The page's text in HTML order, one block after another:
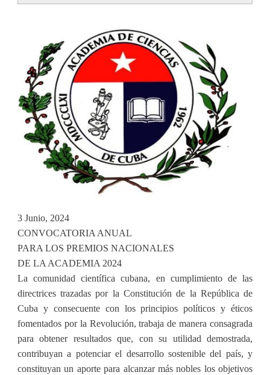
3 Junio, 2024
CONVOCATORIA ANUAL
PARA LOS PREMIOS NACIONALES
DE LA ACADEMIA 2024
La comunidad científica cubana, en cumplimiento de las
directrices trazadas por la Constitución de la República de
Cuba y consecuente con los principios políticos y éticos
fomentados por la Revolución, trabaja de manera consagrada
para obtener resultados que, con su utilidad demostrada,
contribuyan a potenciar el desarrollo sostenible del país, y
constituyan un aporte para alcanzar más nobles los objetivos